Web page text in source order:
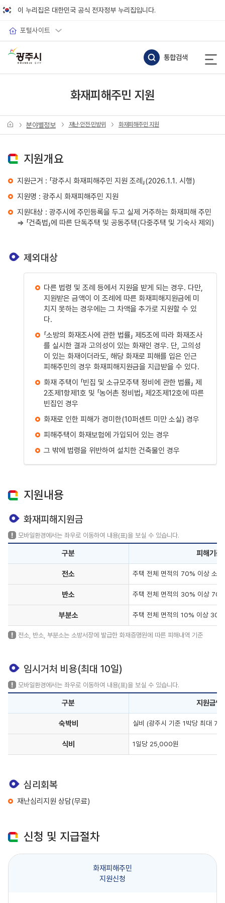
이 누리집은 대한민국 공식 전자정부 누리집입니다.
포털사이트
통합검색
화재피해주민 지원
분야별정보 재난·안전·민방위 화재피해주민 지원
지원개요
지원근거 : 「광주시 화재피해주민 지원 조례」(2026.1.1. 시행)
지원명 : 광주시 화재피해주민 지원
지원대상 : 광주시에 주민등록을 두고 실제 거주하는 화재피해 주민
⇒ 「건축법」에 따른 단독주택 및 공동주택(다중주택 및 기숙사 제외)
제외대상
다른 법령 및 조례 등에서 지원을 받게 되는 경우. 다만,
지원받은 금액이 이 조례에 따른 화재피해지원금에 미
치지 못하는 경우에는 그 차액을 추가로 지원할 수 있
다.
「소방의 화재조사에 관한 법률」 제5조에 따라 화재조사
를 실시한 결과 고의성이 있는 화재인 경우. 단, 고의성
이 있는 화재이더라도, 해당 화재로 피해를 입은 인근
피해주민의 경우 화재피해지원금을 지급받을 수 있다.
화재 주택이 「빈집 및 소규모주택 정비에 관한 법률」 제
2조제1항제1호 및 「농어촌 정비법」 제2조제12호에 따른
빈집인 경우
화재로 인한 피해가 경미한(10퍼센트 미만 소실) 경우
피해주택이 화재보험에 가입되어 있는 경우
그 밖에 법령을 위반하여 설치한 건축물인 경우
지원내용
화재피해지원금
모바일환경에서는 좌우로 이동하여 내용(표)을 보실 수 있습니다.
구분
피해기준
전소
주택 전체 면적의 70% 이상 소실
반소 주택 전체 면적의 30% 이상
부분소 주택 전체 면적의 10% 이상
전소, 반소, 부분소는 소방서장에 발급한 화재증명원에 따른 피해내역 기준
임시거처 비용(최대 10일)
모바일환경에서는 좌우로 이동하여 내용(표)을 보실 수 있습니다.
구분
지원금액
숙박비
실비 (광주시 기준 1박당 최대
식비 1일당 25,000원
심리회복
재난심리지원 상담(무료)
신청 및 지급절차
화재피해주민
지원신청